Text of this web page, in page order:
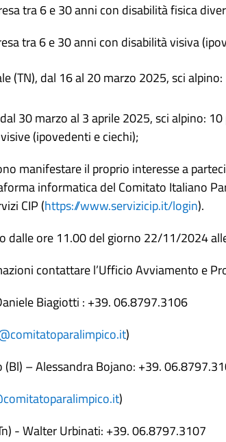
tra 6 e 30 anni con disabilità fisica
tra 6 e 30 anni con disabilità visiva
(TN), dal 16 al 20 marzo 2025, sci
30 marzo al 3 aprile 2025, sci alpino:
(ipovedenti e ciechi);
manifestare il proprio interesse a
informatica del Comitato Italiano
CIP (https://www.servizicip.it/login).
dalle ore 11.00 del giorno 22/11/2024
contattare l’Ufficio Avviamento e
Biagiotti : +39. 06.8797.3106
)
(Bl) – Alessandra Bojano: +39.
)
- Walter Urbinati: +39. 06.8797.3107